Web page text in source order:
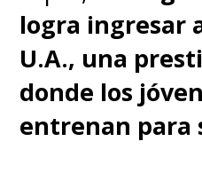
logra ingresar
U.A., una
donde los
entrenan para